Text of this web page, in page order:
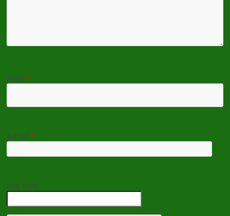
Nom*
E-mail*
Site web